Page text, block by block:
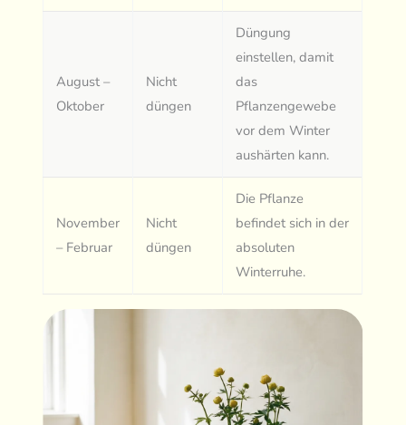
August –
Oktober
Nicht
düngen
Düngung
einstellen, damit
das
Pflanzengewebe
vor dem Winter
aushärten kann.
November
– Februar
Nicht
düngen
Die Pflanze
befindet sich in der
absoluten
Winterruhe.